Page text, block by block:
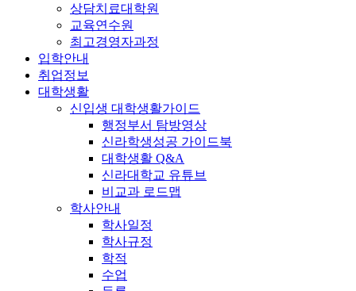
상담치료대학원
교육연수원
최고경영자과정
입학안내
취업정보
대학생활
신입생 대학생활가이드
행정부서 탐방영상
신라학생성공 가이드북
대학생활 Q&A
신라대학교 유튜브
비교과 로드맵
학사안내
학사일정
학사규정
학적
수업